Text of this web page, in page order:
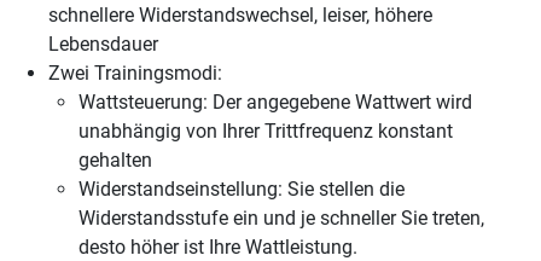
schnellere Widerstandswechsel, leiser, höhere
Lebensdauer
Zwei Trainingsmodi:
Wattsteuerung: Der angegebene Wattwert wird
unabhängig von Ihrer Trittfrequenz konstant
gehalten
Widerstandseinstellung: Sie stellen die
Widerstandsstufe ein und je schneller Sie treten,
desto höher ist Ihre Wattleistung.